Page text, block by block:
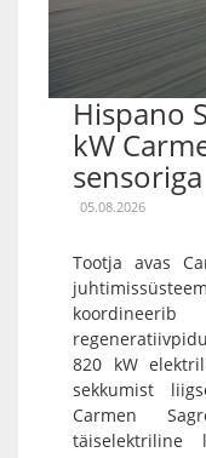
Hispano
kW
sensoriga
05.08.2026
Tootja avas
820 kW
sekkumist
Carmen
täiselektriline